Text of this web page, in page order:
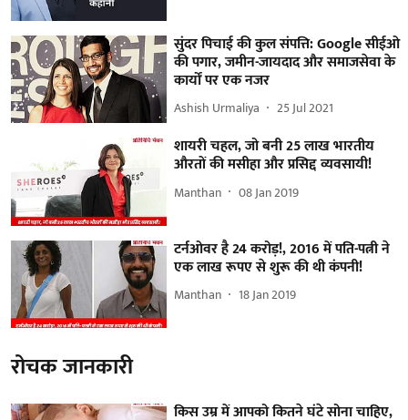
सुंदर पिचाई की कुल संपत्ति: Google सीईओ
की पगार, जमीन-जायदाद और समाजसेवा के
कार्यों पर एक नजर
Ashish Urmaliya 25 Jul 2021
शायरी चहल, जो बनी 25 लाख भारतीय
औरतों की मसीहा और प्रसिद्द व्यवसायी!
Manthan 08 Jan 2019
टर्नओवर है 24 करोड़!, 2016 में पति-पत्नी ने
एक लाख रूपए से शुरू की थी कंपनी!
Manthan 18 Jan 2019
रोचक जानकारी
किस उम्र में आपको कितने घंटे सोना चाहिए,